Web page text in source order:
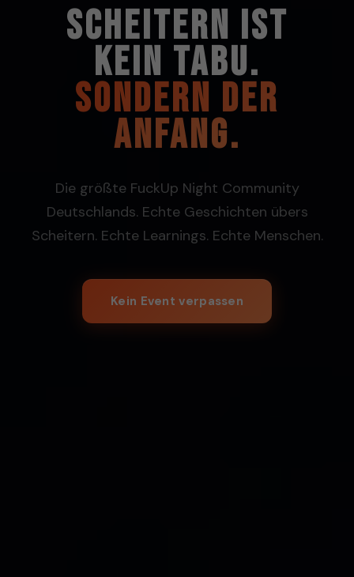
SCHEITERN IST
KEIN TABU.
SONDERN DER
ANFANG.
Die größte FuckUp Night Community
Deutschlands. Echte Geschichten übers
Scheitern. Echte Learnings. Echte Menschen.
Kein Event verpassen